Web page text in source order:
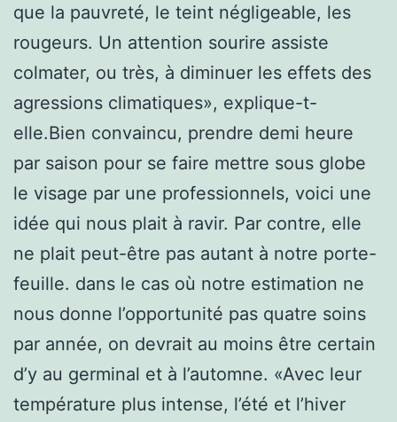
que la pauvreté, le teint négligeable, les
rougeurs. Un attention sourire assiste
colmater, ou très, à diminuer les effets des
agressions climatiques», explique-t-
elle.Bien convaincu, prendre demi heure
par saison pour se faire mettre sous globe
le visage par une professionnels, voici une
idée qui nous plait à ravir. Par contre, elle
ne plait peut-être pas autant à notre porte-
feuille. dans le cas où notre estimation ne
nous donne l’opportunité pas quatre soins
par année, on devrait au moins être certain
d’y au germinal et à l’automne. «Avec leur
température plus intense, l’été et l’hiver